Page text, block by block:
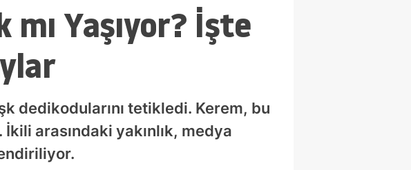
Yaşıyor? İşte
dedikodularını tetikledi. Kerem, bu
arasındaki yakınlık, medya